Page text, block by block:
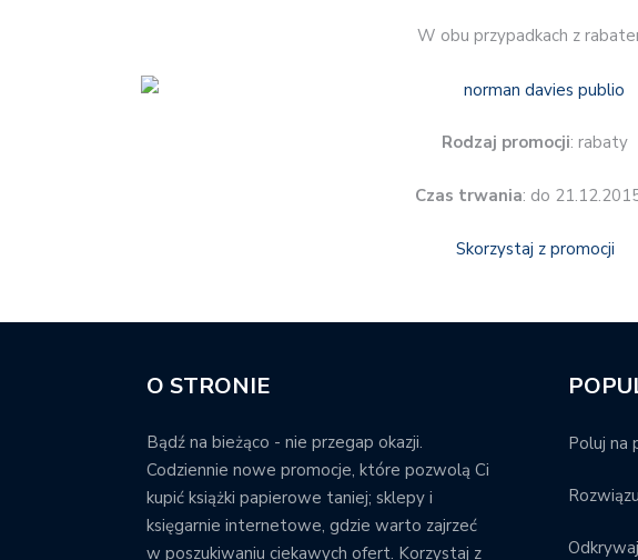
W obu przypadkach z
Rodzaj promocji: rabaty
Czas trwania: do
Skorzystaj z promocji
O STRONIE
Bądź na bieżąco - nie przegap okazji.
Codziennie nowe promocje, które pozwolą Ci
kupić książki papierowe taniej; sklepy i
księgarnie internetowe, gdzie warto zajrzeć
w poszukiwaniu ciekawych ofert. Korzystaj z
Poluj na